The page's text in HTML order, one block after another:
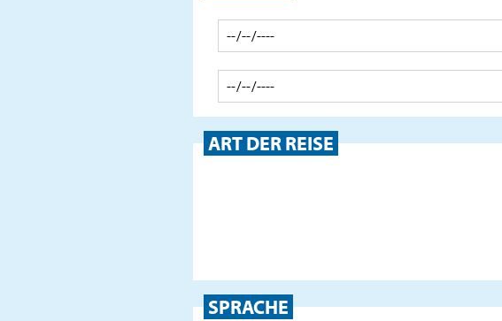
ART DER REISE
SPRACHE